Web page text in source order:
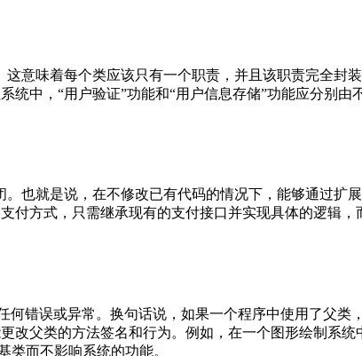
这意味着每个类应该只有一个职责，并且该职责完全封
中，“用户验证”功能和“用户信息存储”功能应分别由
也就是说，在不修改已有代码的情况下，能够通过扩
付方式，只需继承现有的支付接口并实现具体的逻辑，
何错误或异常。换句话说，如果一个程序中使用了父类
父类的方法签名和行为。例如，在一个图形绘制系统
类而不影响系统的功能。